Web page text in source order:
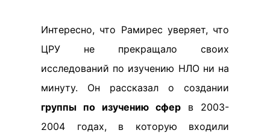
Интересно, что Рамирес уверяет, что
ЦРУ не прекращало своих
исследований по изучению НЛО ни на
минуту. Он рассказал о создании
группы по изучению сфер в 2003-
2004 годах, в которую входили